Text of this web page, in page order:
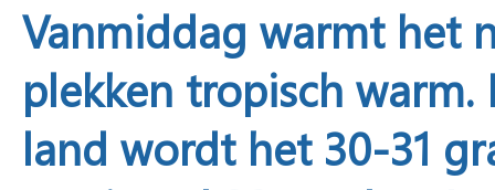
Vanmiddag warmt het
plekken tropisch
land wordt het 30-31